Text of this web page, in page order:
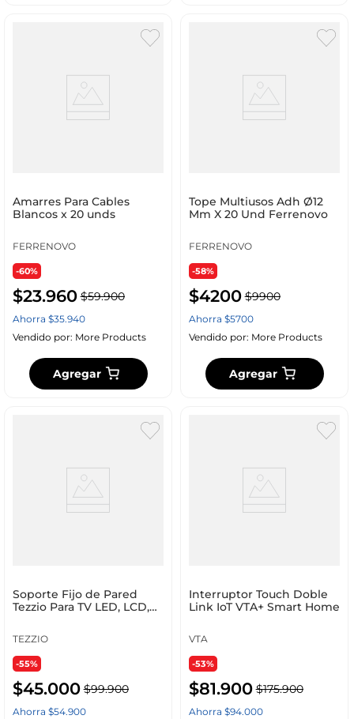
Amarres Para Cables
Blancos x 20 unds
FERRENOVO
-60%
$23.960 $59.900
Ahorra $35.940
Vendido por: More Products
Agregar
Tope Multiusos Adh Ø12
Mm X 20 Und Ferrenovo
FERRENOVO
-58%
$4200 $9900
Ahorra $5700
Vendido por: More Products
Agregar
Soporte Fijo de Pared
Tezzio Para TV LED, LCD,
Nivelador
TEZZIO
-55%
$45.000 $99.900
Ahorra $54.900
Interruptor Touch Doble
Link IoT VTA+ Smart Home
VTA
-53%
$81.900 $175.900
Ahorra $94.000